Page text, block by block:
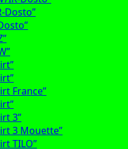
Dosto”
France”
3”
3 Mouette”
TILO”